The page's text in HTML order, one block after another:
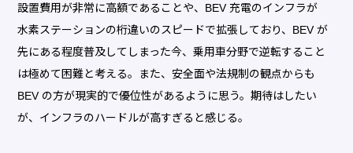
設置費用が非常に高額であることや、BEV 充電のインフラが
水素ステーションの桁違いのスピードで拡張しており、BEV が
先にある程度普及してしまった今、乗用車分野で逆転すること
は極めて困難と考える。また、安全面や法規制の観点からも
BEV の方が現実的で優位性があるように思う。期待はしたい
が、インフラのハードルが高すぎると感じる。